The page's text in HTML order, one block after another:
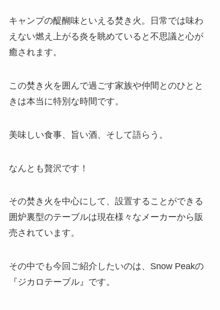
キャンプの醍醐味といえる焚き火。日常では味わ
えない燃え上がる炎を眺めていると不思議と心が
癒されます。
この焚き火を囲んで過ごす家族や仲間とのひとと
きは本当に特別な時間です。
美味しい食事、旨い酒、そして語らう。
なんとも贅沢です！
その焚き火を中心にして、設置することができる
囲炉裏型のテーブルは現在様々なメーカーから販
売されています。
その中でも今回ご紹介したいのは、Snow Peakの
『 ジカロテーブル』です。